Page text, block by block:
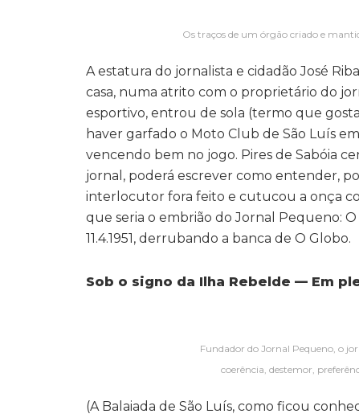
Os traços de um órgão criado e
A estatura do jornalista e cidadão José
casa, numa atrito com o proprietário do
esportivo, entrou de sola (termo que
haver garfado o Moto Club de São Luís
vencendo bem no jogo. Pires de Sabóia
jornal, poderá escrever como entender,
interlocutor fora feito e cutucou a onça
que seria o embrião do Jornal Pequeno:
11.4.1951, derrubando a banca de O Globo.
Sob o signo da Ilha Rebelde — Em
Fundador do Jornal Pequeno, o
coerência, destemor,
(A Balaiada de São Luís, como ficou